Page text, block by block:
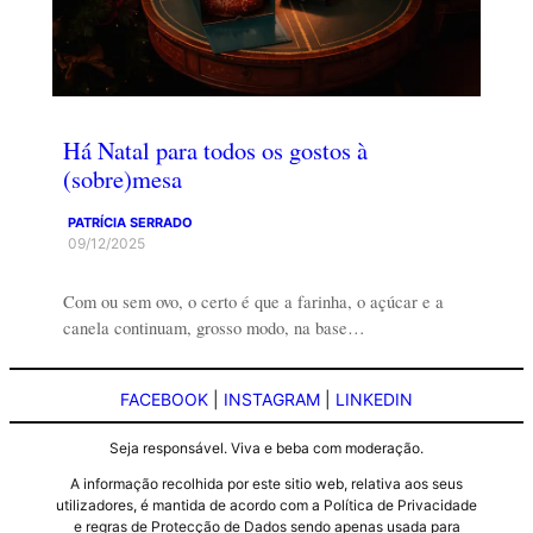
Há Natal para todos os gostos à
(sobre)mesa
PATRÍCIA SERRADO
09/12/2025
Com ou sem ovo, o certo é que a farinha, o açúcar e a
canela continuam, grosso modo, na base…
FACEBOOK INSTAGRAM LINKEDIN
Seja responsável. Viva e beba com moderação.
A informação recolhida por este sitio web, relativa aos seus
utilizadores, é mantida de acordo com a Política de Privacidade
e regras de Protecção de Dados sendo apenas usada para